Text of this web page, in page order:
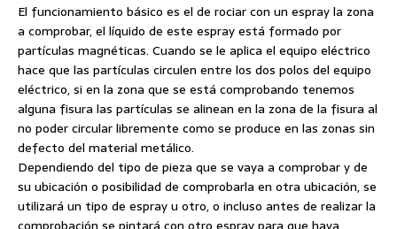
El funcionamiento básico es el de rociar con un espray la zona
a comprobar, el líquido de este espray está formado por
partículas magnéticas. Cuando se le aplica el equipo eléctrico
hace que las partículas circulen entre los dos polos del equipo
eléctrico, si en la zona que se está comprobando tenemos
alguna fisura las partículas se alinean en la zona de la fisura al
no poder circular libremente como se produce en las zonas sin
defecto del material metálico.
Dependiendo del tipo de pieza que se vaya a comprobar y de
su ubicación o posibilidad de comprobarla en otra ubicación, se
utilizará un tipo de espray u otro, o incluso antes de realizar la